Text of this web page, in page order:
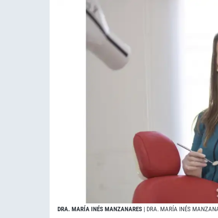
DRA. MARÍA INÉS MANZANARES | DRA. MARÍA INÉS